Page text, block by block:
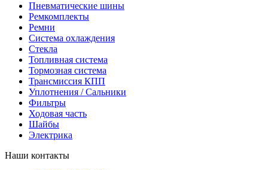
Пневматические шины
Ремкомплекты
Ремни
Система охлаждения
Стекла
Топливная система
Тормозная система
Трансмиссия КПП
Уплотнения / Сальники
Фильтры
Ходовая часть
Шайбы
Электрика
Наши контакты